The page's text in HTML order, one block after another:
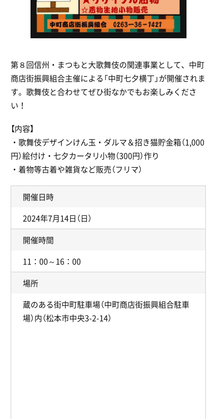
第８回信州・まつもと大歌舞伎の関連事業として、中町
商店街振興組合主催による「中町七夕横丁」が開催されま
す。歌舞伎と合わせてぜひ街なかでもお楽しみくださ
い！
【内容】
・歌舞伎デザインけん玉・ダルマ＆招き猫貯金箱（1,000
円）絵付け・七夕カータリ小物（300円）作り
・着物等古着や雑貨など販売（フリマ）
開催日時
2024年7月14日（日）
開催時間
11：00～16：00
場所
蔵のある街中町駐車場（中町商店街振興組合駐車
場）内（松本市中央3-2-14）